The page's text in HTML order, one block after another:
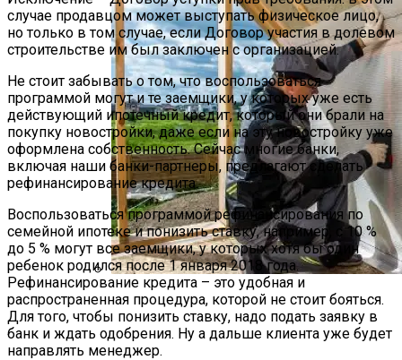
Как Паропроницаемость
Стройматериалов Помогает
Сохранить Тепло В Доме
случае продавцом может выступать физическое лицо,
но только в том случае, если Договор участия в долевом
строительстве им был заключен с организацией.
Не стоит забывать о том, что воспользоваться
программой могут и те заемщики, у которых уже есть
действующий ипотечный кредит, который они брали на
покупку новостройки, даже если на эту новостройку уже
оформлена собственность. Сейчас многие банки,
включая наши банки-партнеры, предлагают сделать
рефинансирование кредита.
Воспользоваться программой рефинансирования по
семейной ипотеке и понизить ставку, например, с 10 %
до 5 % могут все заемщики, у которых хотя бы один
ребенок родился после 1 января 2018 года.
Рефинансирование кредита – это удобная и
распространенная процедура, которой не стоит бояться.
Для того, чтобы понизить ставку, надо подать заявку в
банк и ждать одобрения. Ну а дальше клиента уже будет
направлять менеджер.